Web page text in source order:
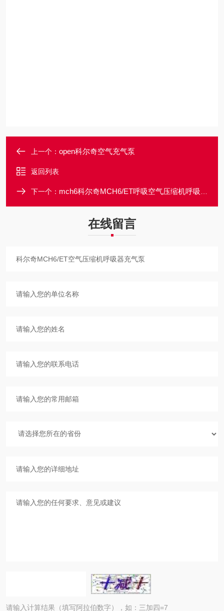
上一个： open科尔奇空气充气泵
返回列表
下一个： mch6科尔奇MCH6/ET呼吸空气压缩机呼吸器充气泵
在线留言
请输入计算结果（填写阿拉伯数字），如：三加四=7